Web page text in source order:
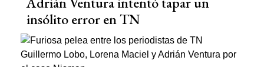
insólito error en TN